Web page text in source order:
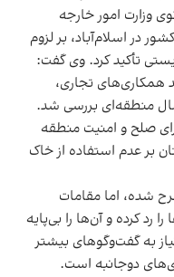
وزارت امور خارجه
در اسلام‌آباد، بر لزوم
تأکید کرد. وی گفت:
همکاری‌های تجاری،
منطقه‌ای بررسی شد.
صلح و امنیت منطقه
بر عدم استفاده از خاک
شده، اما مقامات
رد کرده و آن‌ها را بی‌پایه
به گفت‌وگوهای بیشتر
دوجانبه است.